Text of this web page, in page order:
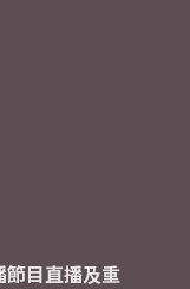
目直播及重